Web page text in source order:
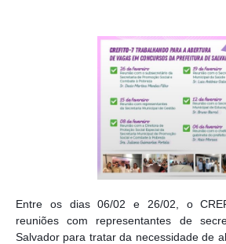
Entre os dias 06/02 e 26/02, o
reuniões com representantes de
Salvador para tratar da necessidade de